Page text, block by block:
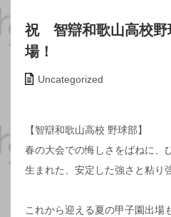
祝 智辯和歌山高校
場！
Uncategorized
【智辯和歌山高校 野球部】
春の大会での悔しさをばねに、
生まれた、安定した強さと粘り
これから迎える夏の甲子園出場